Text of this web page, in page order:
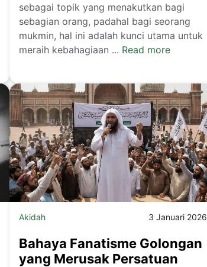
sebagai topik yang menakutkan bagi
sebagian orang, padahal bagi seorang
mukmin, hal ini adalah kunci utama untuk
meraih kebahagiaan ... Read more
Akidah 3 Januari 2026
Bahaya Fanatisme Golongan
yang Merusak Persatuan